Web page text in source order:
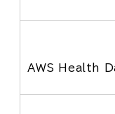
AWS Health